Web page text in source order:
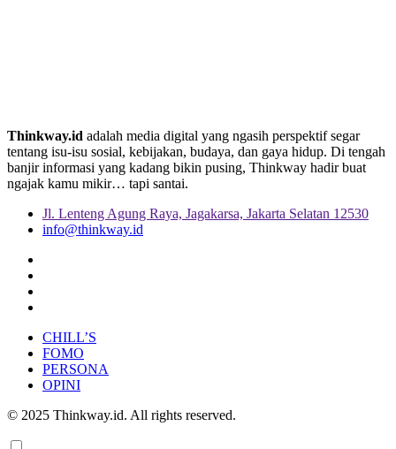
Thinkway.id adalah media digital yang ngasih perspektif segar
tentang isu-isu sosial, kebijakan, budaya, dan gaya hidup. Di tengah
banjir informasi yang kadang bikin pusing, Thinkway hadir buat
ngajak kamu mikir… tapi santai.
Jl. Lenteng Agung Raya, Jagakarsa, Jakarta Selatan 12530
info@thinkway.id
CHILL’S
FOMO
PERSONA
OPINI
© 2025 Thinkway.id. All rights reserved.